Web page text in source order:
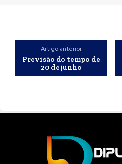
Artigo anterior
Previsão do tempo de
20 de junho